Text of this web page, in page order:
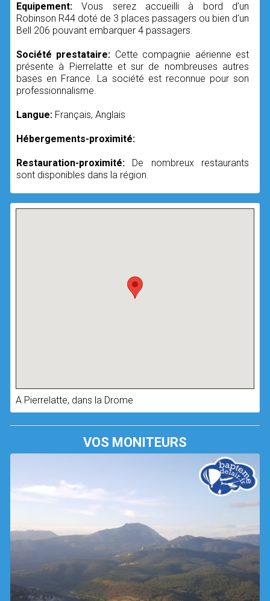
Equipement:Vous serez accueilli à bord d’un
Robinson R44 doté de 3 places passagers ou bien d'un
Bell 206 pouvant embarquer 4 passagers.
Société prestataire: Cette compagnie aérienne est
présente à Pierrelatte et sur de nombreuses autres
bases en France. La société est reconnue pour son
professionnalisme.
Langue: Français, Anglais
Hébergements-proximité:
Restauration-proximité: De nombreux restaurants
sont disponibles dans la région.
A Pierrelatte, dans la Drome
VOS MONITEURS